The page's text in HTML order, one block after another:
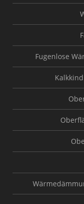
Fugenlose